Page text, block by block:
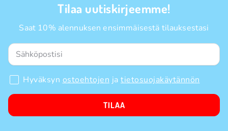
Tilaa uutiskirjeemme!
Saat 10% alennuksen ensimmäisestä tilauksestasi
Hyväksyn ostoehtojen ja tietosuojakäytännön
TILAA